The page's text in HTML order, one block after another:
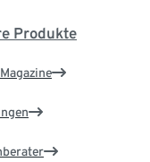
Produkte